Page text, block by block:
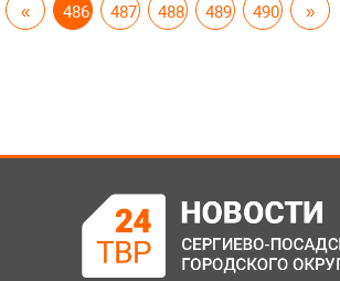
« 486 487 488 489 490 »